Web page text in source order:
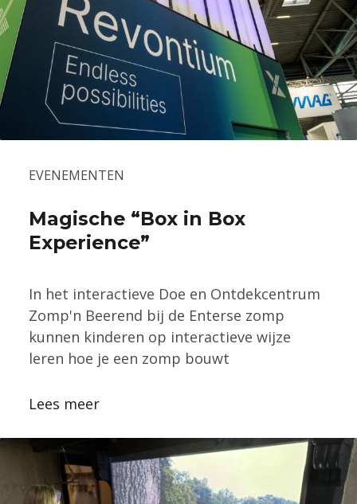
EVENEMENTEN
Magische “Box in Box
Experience”
In het interactieve Doe en Ontdekcentrum
Zomp'n Beerend bij de Enterse zomp
kunnen kinderen op interactieve wijze
leren hoe je een zomp bouwt
Lees meer